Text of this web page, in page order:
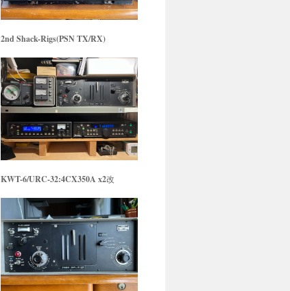
2nd Shack-Rigs(PSN TX/RX)
KWT-6/URC-32:4CX350A x2改